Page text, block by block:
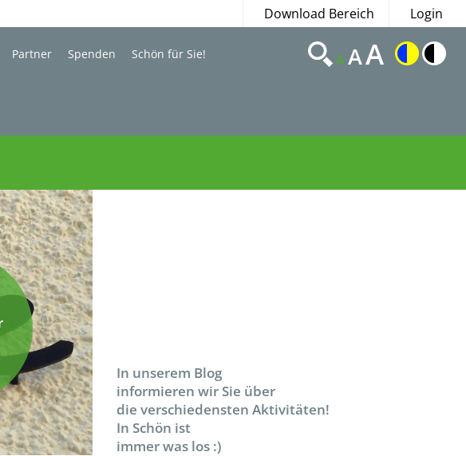
Download Bereich Login
Partner Spenden Schön für Sie! AAA
In unserem Blog
informieren wir Sie über
die verschiedensten Aktivitäten!
In Schön ist
immer was los :)